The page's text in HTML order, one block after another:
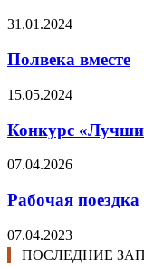
31.01.2024
Полвека вместе
15.05.2024
Конкурс
07.04.2026
Рабочая поездка
07.04.2023
ПОСЛЕДНИЕ